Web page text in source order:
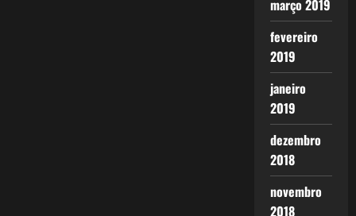
março 2019
fevereiro
2019
janeiro
2019
dezembro
2018
novembro
2018